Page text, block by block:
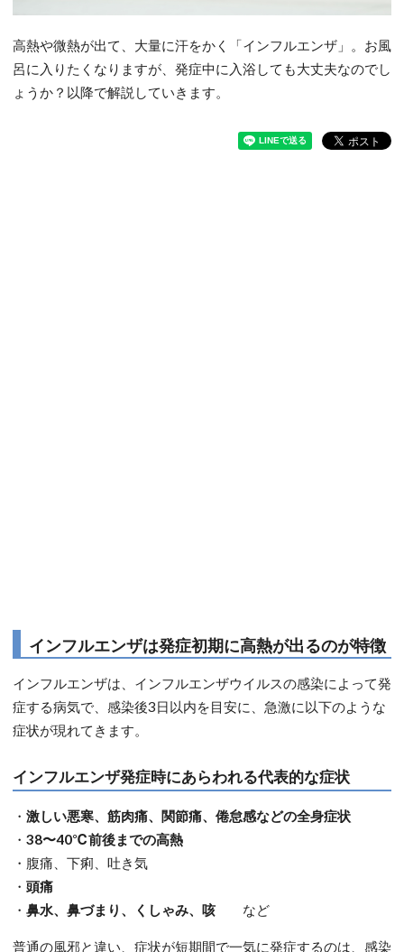
高熱や微熱が出て、大量に汗をかく「インフルエンザ」。お風
呂に入りたくなりますが、発症中に入浴しても大丈夫なのでし
ょうか？以降で解説していきます。
インフルエンザは発症初期に高熱が出るのが特徴
インフルエンザは、インフルエンザウイルスの感染によって発
症する病気で、感染後3日以内を目安に、急激に以下のような
症状が現れてきます。
インフルエンザ発症時にあらわれる代表的な症状
・ 激しい悪寒、筋肉痛、関節痛、倦怠感などの全身症状
・ 38〜40℃前後までの高熱
・腹痛、下痢、吐き気
・ 頭痛
・ 鼻水、鼻づまり、くしゃみ、咳 など
普通の風邪と違い、症状が短期間で一気に発症するのは、感染